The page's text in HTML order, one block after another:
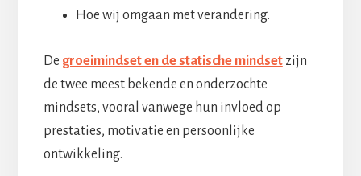
Hoe wij omgaan met verandering.
De groeimindset en de statische mindsetzijn
de twee meest bekende en onderzochte
mindsets, vooral vanwege hun invloed op
prestaties, motivatie en persoonlijke
ontwikkeling.